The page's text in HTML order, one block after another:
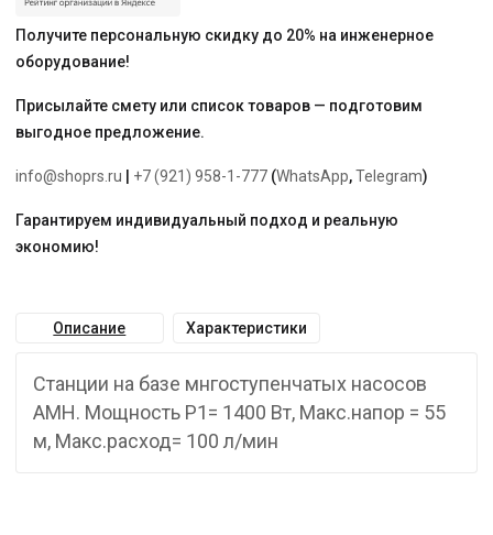
Получите персональную скидку до 20% на инженерное
оборудование!
Присылайте смету или список товаров — подготовим
выгодное предложение.
info@shoprs.ru +7 (921) 958-1-777 (WhatsApp,Telegram)
Гарантируем индивидуальный подход и реальную
экономию!
Описание Характеристики
Станции на базе мнгоступенчатых насосов
АМН. Мощность P1= 1400 Вт, Макс.напор = 55
м, Макс.расход= 100 л/мин